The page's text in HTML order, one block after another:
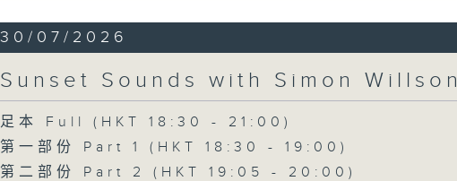
30/07/2026
Sunset Sounds with Simon Willson
足本 Full (HKT 18:30 - 21:00)
第一部份 Part 1 (HKT 18:30 - 19:00)
第二部份 Part 2 (HKT 19:05 - 20:00)